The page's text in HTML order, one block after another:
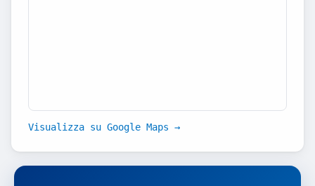
Visualizza su Google Maps →